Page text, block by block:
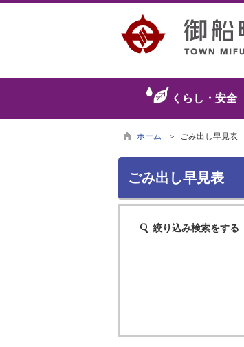
くらし・安全
ホーム ＞ ごみ出し早見表
ごみ出し早見表
絞り込み検索をする